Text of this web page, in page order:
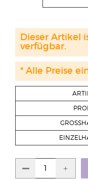
Dieser Artikel
verfügbar.
* Alle Preise